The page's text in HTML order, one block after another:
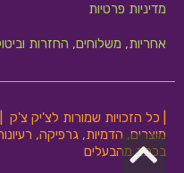
מדיניות פרטיות
אחריות, משלוחים, החזרות
| כל הזכויות שמורות לצ'יק
מוצרים, הדמיות, גרפיקה,
בכתב מהבעלים
גלילה